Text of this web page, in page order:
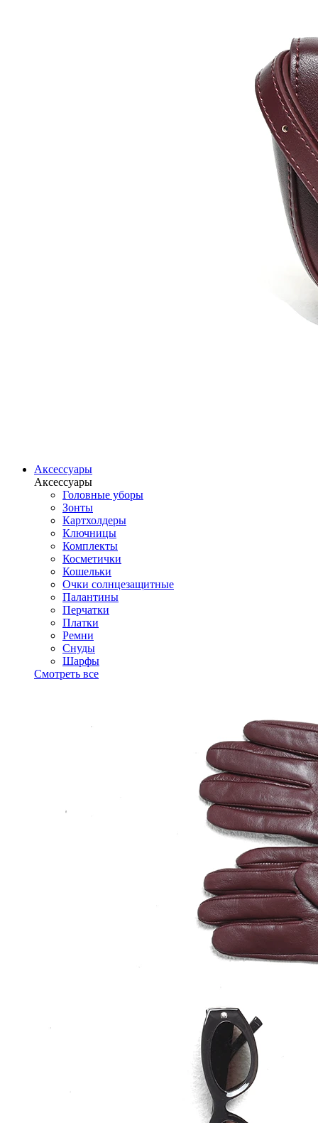
Аксессуары
Аксессуары
Головные уборы
Зонты
Картхолдеры
Ключницы
Комплекты
Косметички
Кошельки
Очки солнцезащитные
Палантины
Перчатки
Платки
Ремни
Снуды
Шарфы
Смотреть все